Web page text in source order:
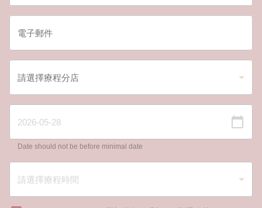
Date should not be before minimal date